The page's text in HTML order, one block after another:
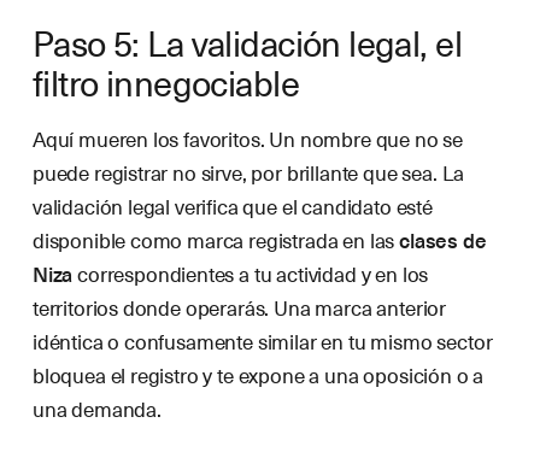
Paso 5: La validación legal, el
filtro innegociable
Aquí mueren los favoritos. Un nombre que no se
puede registrar no sirve, por brillante que sea. La
validación legal verifica que el candidato esté
disponible como marca registrada en lasclases de
Nizacorrespondientes a tu actividad y en los
territorios donde operarás. Una marca anterior
idéntica o confusamente similar en tu mismo sector
bloquea el registro y te expone a una oposición o a
una demanda.